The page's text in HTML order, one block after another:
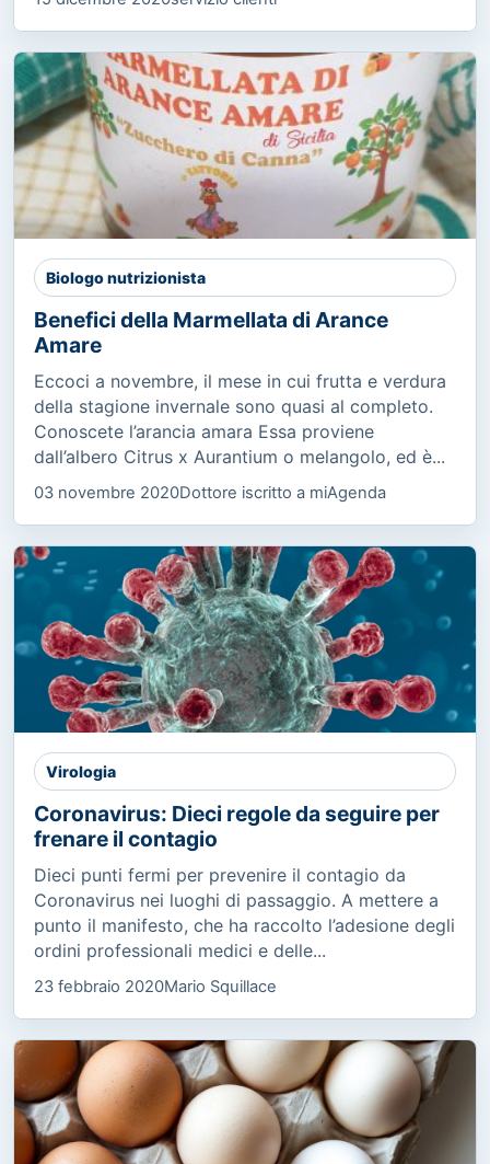
Biologo nutrizionista
Benefici della Marmellata di Arance
Amare
Eccoci a novembre, il mese in cui frutta e verdura
della stagione invernale sono quasi al completo.
Conoscete l’arancia amara Essa proviene
dall’albero Citrus x Aurantium o melangolo, ed è...
03 novembre 2020Dottore iscritto a miAgenda
Virologia
Coronavirus: Dieci regole da seguire per
frenare il contagio
Dieci punti fermi per prevenire il contagio da
Coronavirus nei luoghi di passaggio. A mettere a
punto il manifesto, che ha raccolto l’adesione degli
ordini professionali medici e delle...
23 febbraio 2020Mario Squillace